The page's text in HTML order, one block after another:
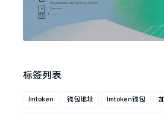
标签列表
Imtoken 钱包地址 Imtoken钱包